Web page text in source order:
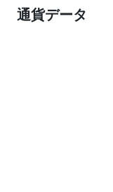
通貨データ